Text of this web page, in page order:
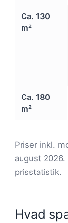
Ca. 130
m²
Ca. 180
m²
Priser inkl.
august
prisstatistik.
Hvad